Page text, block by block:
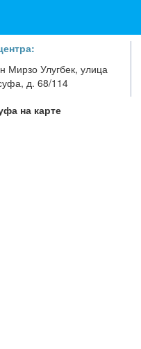
Мирзо Улугбек, улица
д. 68/114
на карте